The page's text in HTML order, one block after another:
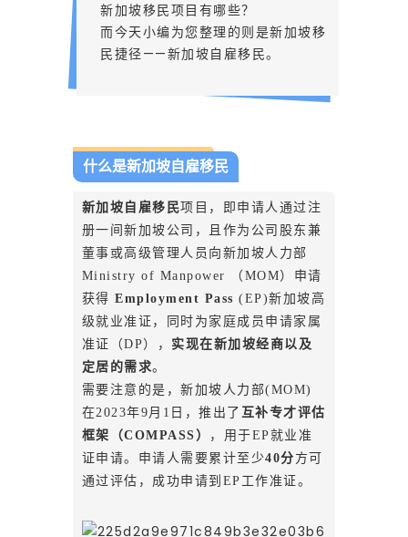
，
新
加
坡
自
雇
移
新加坡移民项目有哪些？
而今天小编为您整理的则是新加坡移
民捷径——新加坡自雇移民。
什么是新加坡自雇移民
新加坡自雇移民项目，即申请人通过注
册一间新加坡公司，且作为公司股东兼
董事或高级管理人员向新加坡人力部
Ministry of Manpower （MOM）申请
获得 Employment Pass (EP)新加坡高
级就业准证，同时为家庭成员申请家属
准证（DP）， 实现在新加坡经商以及
定居的需求。
需要注意的是，新加坡人力部(MOM)
在2023年9月1日，推出了 互补专才评估
框架（COMPASS）
，用于EP就业准
证申请。申请人需要累计至少40分 方可
通过评估，成功申请到EP工作准证。